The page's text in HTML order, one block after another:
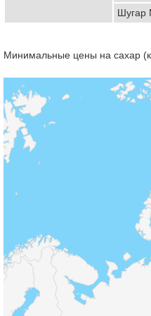
Минимальные цены на сахар